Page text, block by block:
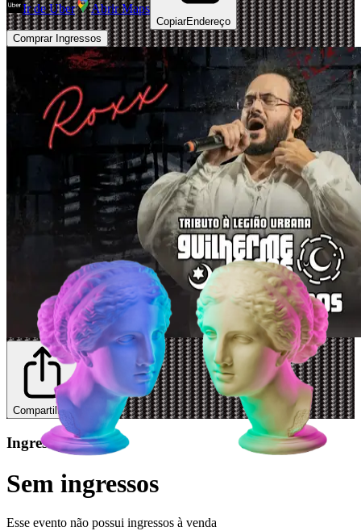
Ir de Uber Abrir Maps
CopiarEndereço
Comprar Ingressos
Compartilhar
Ingressos
Sem ingressos
Esse evento não possui ingressos à venda